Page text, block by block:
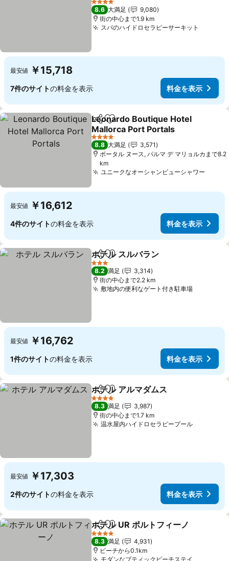
4 ホテルのランク
8.6 大満足
9,080
街の中心まで1.9 km
スパのハイドロセラピーサーキット
最安値 ￥15,718
7件のサイトの料金を表示 料金を表示
シェアお気に入りに追加
Leonardo Boutique Hotel
Mallorca Port Portals
4 ホテルのランク
8.8 大満足
3,571
ポータル ヌース, パルマ デ マリョルカまで8.2
km
ユニークなオーシャンビューシャワー
最安値 ￥16,612
4件のサイトの料金を表示 料金を表示
シェアお気に入りに追加
ホテル スルバラン
3 ホテルのランク
8.2 満足
3,314
街の中心まで2.2 km
敷地内の便利なゲート付き駐車場
最安値 ￥16,762
1件のサイトの料金を表示 料金を表示
シェアお気に入りに追加
ホテル アルマダムス
4 ホテルのランク
8.3 満足
3,987
街の中心まで1.7 km
温水屋内ハイドロセラピープール
最安値 ￥17,303
2件のサイトの料金を表示 料金を表示
シェアお気に入りに追加
ホテル UR ポルトフィーノ
4 ホテルのランク
8.3 満足
4,931
ビーチから0.1km
モダンなブティックビーチステイ